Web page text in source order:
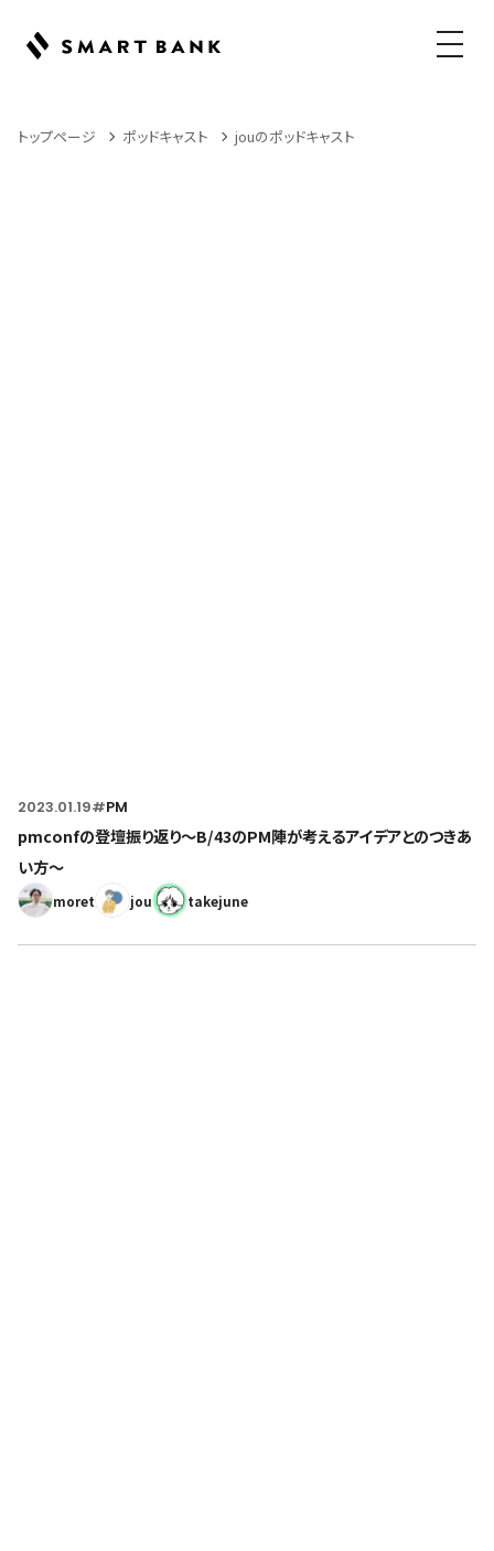
メニュ
トップページ ポッドキャスト jouのポッドキャスト
2023.01.19#PM
pmconfの登壇振り返り〜B/43のPM陣が考えるアイデアとのつきあ
い方〜
moret jou takejune